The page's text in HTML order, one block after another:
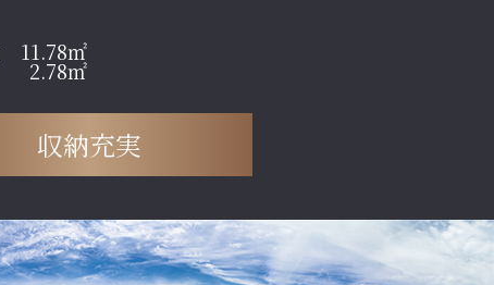
11.78㎡
2.78㎡
収納充実